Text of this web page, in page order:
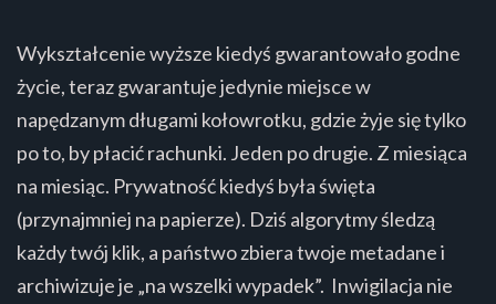
Wykształcenie wyższe kiedyś gwarantowało godne
życie, teraz gwarantuje jedynie miejsce w
napędzanym długami kołowrotku, gdzie żyje się tylko
po to, by płacić rachunki. Jeden po drugie. Z miesiąca
na miesiąc. Prywatność kiedyś była święta
(przynajmniej na papierze). Dziś algorytmy śledzą
każdy twój klik, a państwo zbiera twoje metadane i
archiwizuje je „na wszelki wypadek”. Inwigilacja nie